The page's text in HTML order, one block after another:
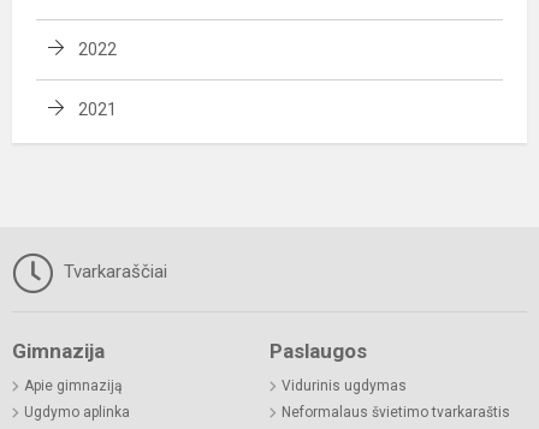
2022
2021
Tvarkaraščiai
Gimnazija
Apie gimnaziją
Ugdymo aplinka
Paslaugos
Vidurinis ugdymas
Neformalaus švietimo tvarkaraštis